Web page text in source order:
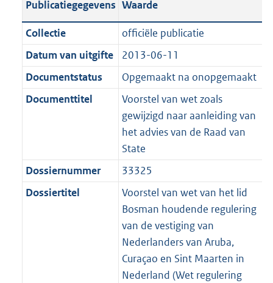
i
e
i
n
f
a
t
6
K
b
t
i
e
i
n
a
a
:
2
K
b
a
t
i
e
i
m
a
e
4
3
K
c
a
t
i
e
r
m
t
:
9
K
a
n
d
s
g
r
o
o
t
t
:
2
K
b
a
n
d
s
g
r
o
o
t
e
:
2
K
b
Publicatiegegevens Waarde
Collectie
officiële publicatie
Datum van uitgifte
2013-06-11
Documentstatus
Opgemaakt na onopgemaakt
Documenttitel
Voorstel van wet zoals
gewijzigd naar aanleiding van
het advies van de Raad van
State
Dossiernummer
33325
Dossiertitel
Voorstel van wet van het lid
Bosman houdende regulering
van de vestiging van
Nederlanders van Aruba,
Curaçao en Sint Maarten in
Nederland (Wet regulering